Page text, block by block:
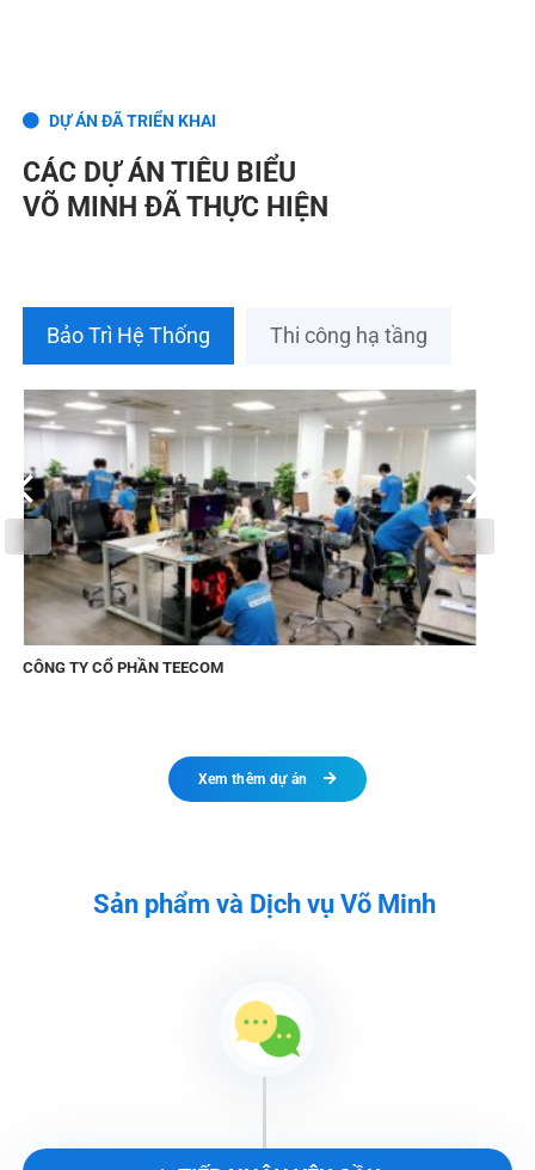
DỰ ÁN ĐÃ TRIỂN KHAI
CÁC DỰ ÁN TIÊU BIỂU
VÕ MINH ĐÃ THỰC HIỆN
Bảo Trì Hệ Thống Thi công hạ tầng
CÔNG TY CỔ PHẦN TEECOM
Xem thêm dự án
Sản phẩm và Dịch vụ Võ Minh